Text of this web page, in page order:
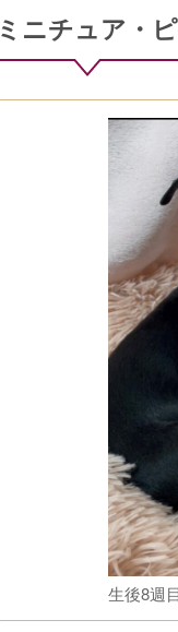
ミニチュア・
生後8週